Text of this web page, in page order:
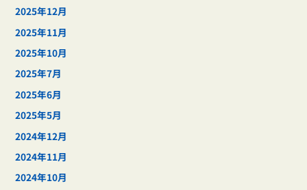
2025年12月
2025年11月
2025年10月
2025年7月
2025年6月
2025年5月
2024年12月
2024年11月
2024年10月